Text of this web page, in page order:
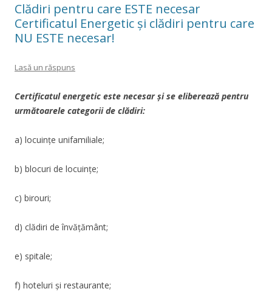
Clădiri pentru care ESTE necesar
Certificatul Energetic şi clădiri pentru care
NU ESTE necesar!
Lasă un răspuns
Certificatul energetic este necesar şi se eliberează pentru
următoarele categorii de clădiri:
a) locuinţe unifamiliale;
b) blocuri de locuinţe;
c) birouri;
d) clădiri de învăţământ;
e) spitale;
f) hoteluri şi restaurante;